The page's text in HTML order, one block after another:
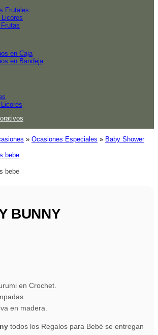
Frutales
en Caja
en Bandeja
» Ocasiones Especiales » Baby Shower
BUNNY
en Crochet.
en madera.
todos los Regalos para Bebé se entregan